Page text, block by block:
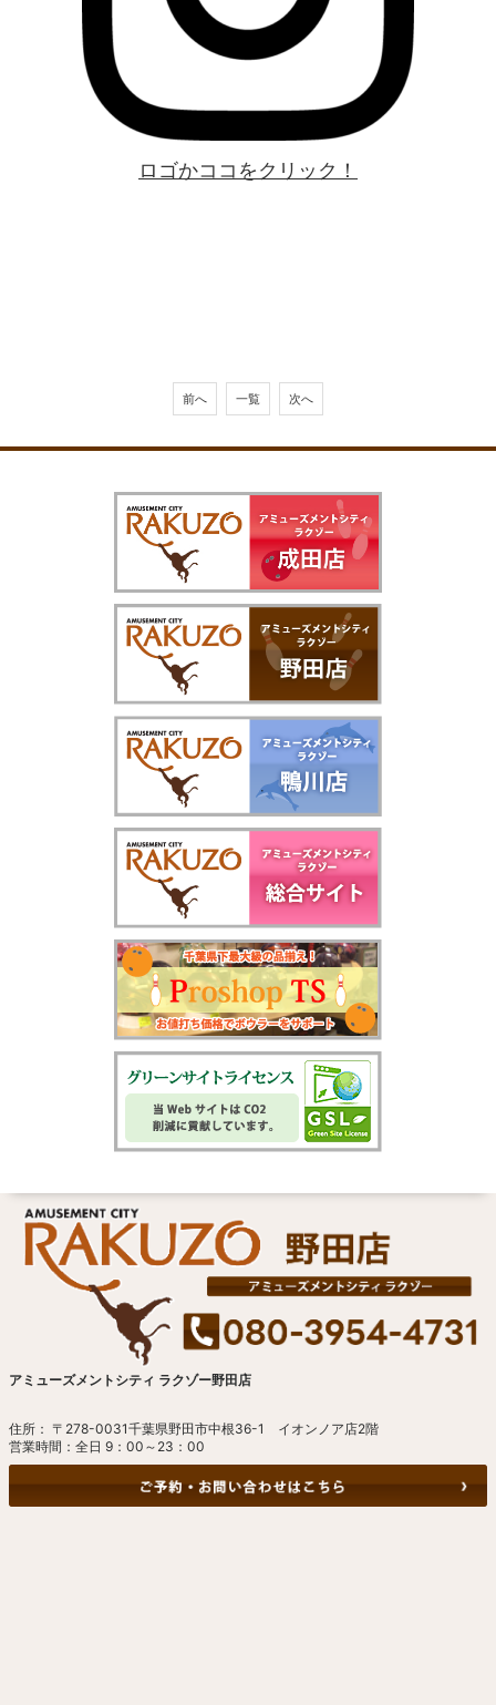
ロゴかココをクリック！
前へ 一覧 次へ
アミューズメントシティ ラクゾー野田店
住所： 〒278-0031千葉県野田市中根36-1 イオンノア店2階
営業時間：全日 9：00～23：00